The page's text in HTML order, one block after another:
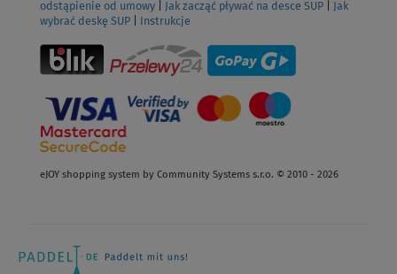
odstąpienie od umowy
Jak zacząć pływać na desce SUP
Jak
wybrać deskę SUP
Instrukcje
eJOY shopping system by Community Systems s.r.o. © 2010 - 2026